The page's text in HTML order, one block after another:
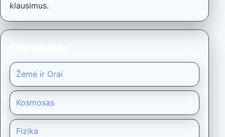
klausimus.
Žemė ir Orai
Kosmosas
Fizika